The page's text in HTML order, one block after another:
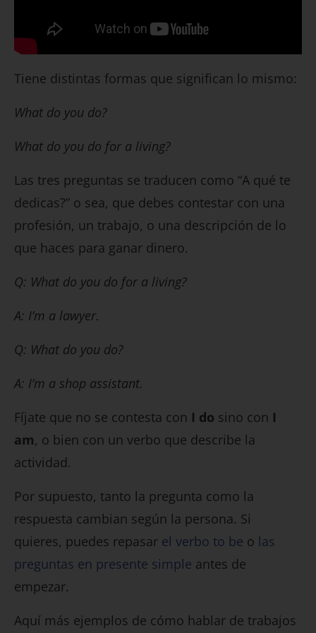
Tiene distintas formas que significan lo mismo:
What do you do?
What do you do for a living?
Las tres preguntas se traducen como “A qué te
dedicas?” o sea, que debes contestar con una
profesión, un trabajo, o una descripción de lo
que haces para ganar dinero.
Q: What do you do for a living?
A: I’m a lawyer.
Q: What do you do?
A: I’m a shop assistant.
Fíjate que no se contesta con I do sino con I
am, o bien con un verbo que describe la
actividad.
Por supuesto, tanto la pregunta como la
respuesta cambian según la persona. Si
quieres, puedes repasar el verbo to be o las
preguntas en presente simple antes de
empezar.
Aquí más ejemplos de cómo hablar de trabajos